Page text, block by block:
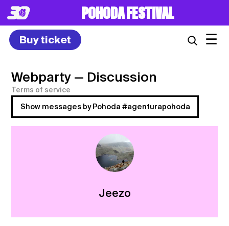
POHODA FESTIVAL
Buy ticket ☰
Webparty — Discussion
Terms of service
Show messages by Pohoda #agenturapohoda
Jeezo